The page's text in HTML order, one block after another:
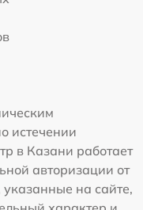
истечении
в Казани работает
авторизации от
на сайте,